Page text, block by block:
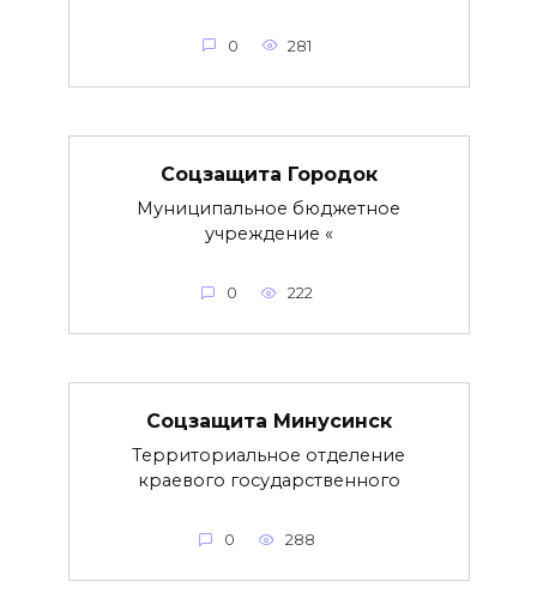
0 281
Соцзащита Городок
Муниципальное бюджетное
учреждение «
0 222
Соцзащита Минусинск
Территориальное отделение
краевого государственного
0 288